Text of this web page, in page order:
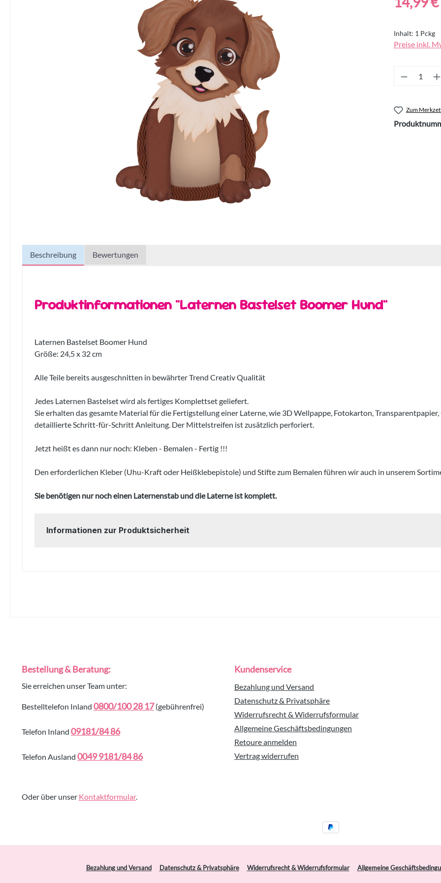
Inhalt: 1 Pckg
Preise inkl.
Zum
Beschreibung Bewertungen
Produktinformationen "Laternen Bastelset Boomer Hund"
Laternen Bastelset Boomer Hund
Größe: 24,5 x 32 cm
Alle Teile bereits ausgeschnitten in bewährter Trend Creativ Qualität
Jedes Laternen Bastelset wird als fertiges Komplettset geliefert.
Sie erhalten das gesamte Material für die Fertigstellung einer Laterne, wie 3D Wellpappe, Fotokarton,
detaillierte Schritt-für-Schritt Anleitung. Der Mittelstreifen ist zusätzlich perforiert.
Jetzt heißt es dann nur noch: Kleben - Bemalen - Fertig !!!
Den erforderlichen Kleber (Uhu-Kraft oder Heißklebepistole) und Stifte zum Bemalen führen wir auch in unserem
Sie benötigen nur noch einen Laternenstab und die Laterne ist komplett.
Informationen zur Produktsicherheit
Bestellung & Beratung:
Sie erreichen unser Team unter:
Bestelltelefon Inland 0800/100 28 17(gebührenfrei)
Telefon Inland 09181/84 86
Telefon Ausland 0049 9181/84 86
Oder über unser Kontaktformular.
Kundenservice
Bezahlung und Versand
Datenschutz & Privatsphäre
Widerrufsrecht & Widerrufsformular
Allgemeine Geschäftsbedingungen
Retoure anmelden
Vertrag widerrufen
Bezahlung und Versand Datenschutz & Privatsphäre Widerrufsrecht & Widerrufsformular Allgemeine